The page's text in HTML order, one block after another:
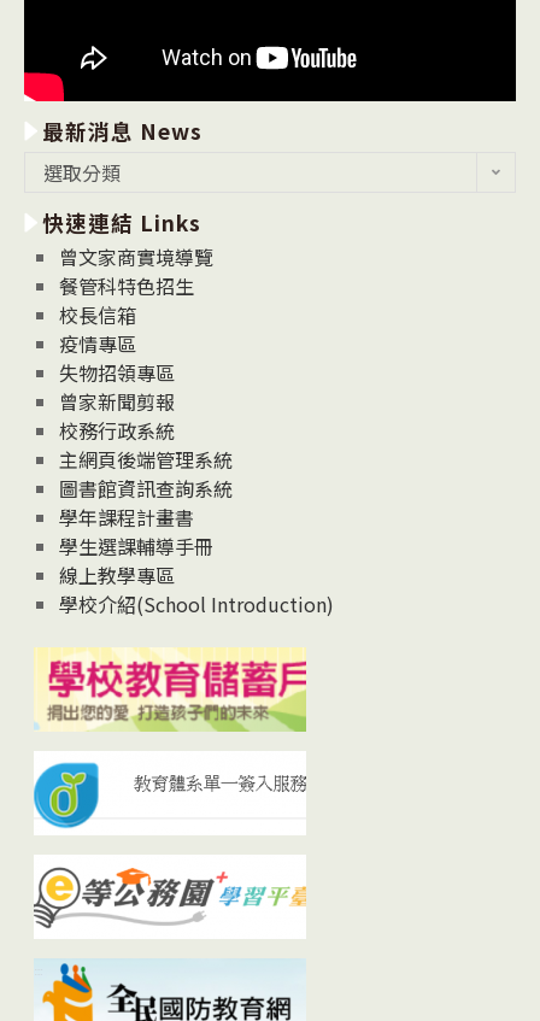
最新消息 News
消
息
News
選取分類
快速連結 Links
曾文家商實境導覽
餐管科特色招生
校長信箱
疫情專區
失物招領專區
曾家新聞剪報
校務行政系統
主網頁後端管理系統
圖書館資訊查詢系統
學年課程計畫書
學生選課輔導手冊
線上教學專區
學校介紹(School Introduction)